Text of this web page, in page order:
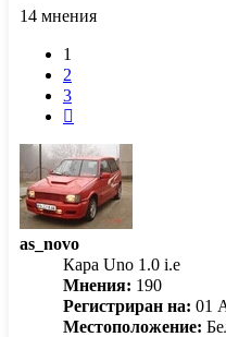
14 мнения
1
2
3
as_novo
Кара Uno 1.0 i.e
Мнения: 190
Регистриран на: 01
Местоположение: